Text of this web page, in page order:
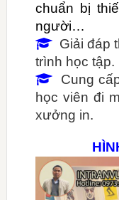
chuẩn bị
người…
Giải đáp
trình học tập.
Cung cấp
học viên đi
xưởng in.